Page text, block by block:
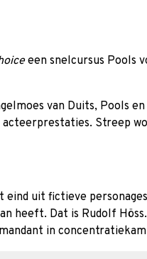
een snelcursus Pools
van Duits, Pools
Streep
uit fictieve
heeft. Dat is Rudolf
in